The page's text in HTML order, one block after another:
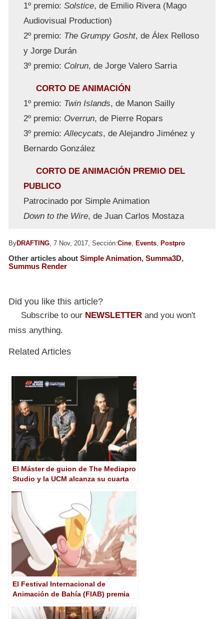
1º premio: Solstice, de Emilio Rivera (Mago
Audiovisual Production)
2º premio: The Grumpy Gosht, de Álex Relloso
y Jorge Durán
3º premio: Colrun, de Jorge Valero Sarria
CORTO DE ANIMACIÓN
1º premio: Twin Islands, de Manon Sailly
2º premio: Overrun, de Pierre Ropars
3º premio: Allecycats, de Alejandro Jiménez y
Bernardo González
CORTO DE ANIMACIÓN PREMIO DEL
PUBLICO
Patrocinado por Simple Animation
Down to the Wire, de Juan Carlos Mostaza
ByDRAFTING, 7 Nov, 2017, Sección:Cine, Events, Postpro
Other articles about Simple Animation, Summa3D,
Summus Render
Did you like this article?
Subscribe to our NEWSLETTER and you won't
miss anything.
Related Articles
El Máster de guion de The Mediapro
Studio y la UCM alcanza su cuarta
El Festival Internacional de
Animación de Bahía (FIAB) premia
Corp.’ y ‘Carne’